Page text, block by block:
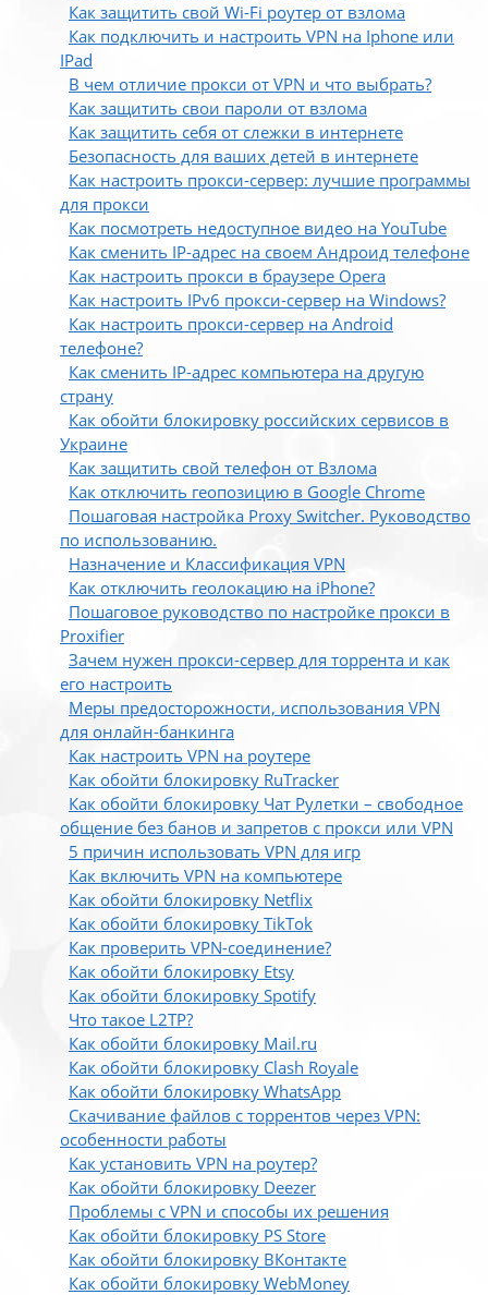
Как защитить свой Wi-Fi роутер от взлома
Как подключить и настроить VPN на Iphone или
IPad
В чем отличие прокси от VPN и что выбрать?
Как защитить свои пароли от взлома
Как защитить себя от слежки в интернете
Безопасность для ваших детей в интернете
Как настроить прокси-сервер: лучшие программы
для прокси
Как посмотреть недоступное видео на YouTube
Как сменить IP-адрес на своем Андроид телефоне
Как настроить прокси в браузере Opera
Как настроить IPv6 прокси-сервер на Windows?
Как настроить прокси-сервер на Android
телефоне?
Как сменить IP-адрес компьютера на другую
страну
Как обойти блокировку российских сервисов в
Украине
Как защитить свой телефон от Взлома
Как отключить геопозицию в Google Chrome
Пошаговая настройка Proxy Switcher. Руководство
по использованию.
Назначение и Классификация VPN
Как отключить геолокацию на iPhone?
Пошаговое руководство по настройке прокси в
Proxifier
Зачем нужен прокси-сервер для торрента и как
его настроить
Меры предосторожности, использования VPN
для онлайн-банкинга
Как настроить VPN на роутере
Как обойти блокировку RuTracker
Как обойти блокировку Чат Рулетки – свободное
общение без банов и запретов с прокси или VPN
5 причин использовать VPN для игр
Как включить VPN на компьютере
Как обойти блокировку Netflix
Как обойти блокировку TikTok
Как проверить VPN-соединение?
Как обойти блокировку Etsy
Как обойти блокировку Spotify
Что такое L2TP?
Как обойти блокировку Mail.ru
Как обойти блокировку Clash Royale
Как обойти блокировку WhatsApp
Скачивание файлов с торрентов через VPN:
особенности работы
Как установить VPN на роутер?
Как обойти блокировку Deezer
Проблемы с VPN и способы их решения
Как обойти блокировку PS Store
Как обойти блокировку ВКонтакте
Как обойти блокировку WebMoney